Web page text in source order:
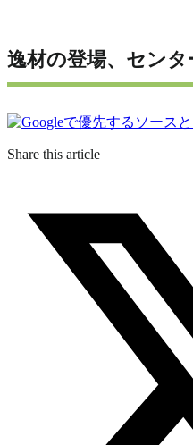
逸材の登場、セン
Share this article